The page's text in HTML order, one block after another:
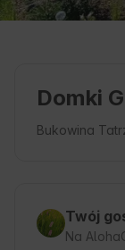
Domki
Bukowina
Twój
Na